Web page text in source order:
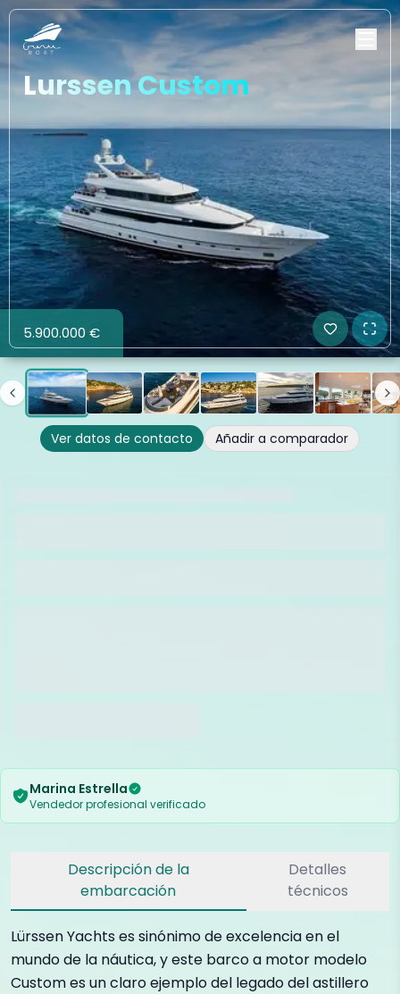
Lurssen Custom
5.900.000 €
Ver datos de contacto Añadir a comparador
Marina Estrella
Vendedor profesional verificado
Descripción de la
embarcación
Detalles
técnicos
Lürssen Yachts es sinónimo de excelencia en el
mundo de la náutica, y este barco a motor modelo
Custom es un claro ejemplo del legado del astillero